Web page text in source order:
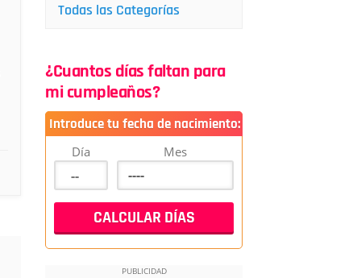
Todas las Categorías
¿Cuantos días faltan para
mi cumpleaños?
Introduce tu fecha de nacimiento:
Día Mes